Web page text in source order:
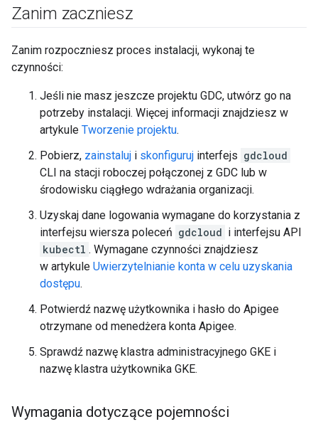
Zanim zaczniesz
Zanim rozpoczniesz proces instalacji, wykonaj te
czynności:
Jeśli nie masz jeszcze projektu GDC, utwórz go na
potrzeby instalacji. Więcej informacji znajdziesz w
artykule Tworzenie projektu.
Pobierz, zainstaluj i skonfiguruj interfejs gdcloud
CLI na stacji roboczej połączonej z GDC lub w
środowisku ciągłego wdrażania organizacji.
Uzyskaj dane logowania wymagane do korzystania z
interfejsu wiersza poleceń gdcloud i interfejsu API
kubectl . Wymagane czynności znajdziesz
w artykule Uwierzytelnianie konta w celu uzyskania
dostępu.
Potwierdź nazwę użytkownika i hasło do Apigee
otrzymane od menedżera konta Apigee.
Sprawdź nazwę klastra administracyjnego GKE i
nazwę klastra użytkownika GKE.
Wymagania dotyczące pojemności